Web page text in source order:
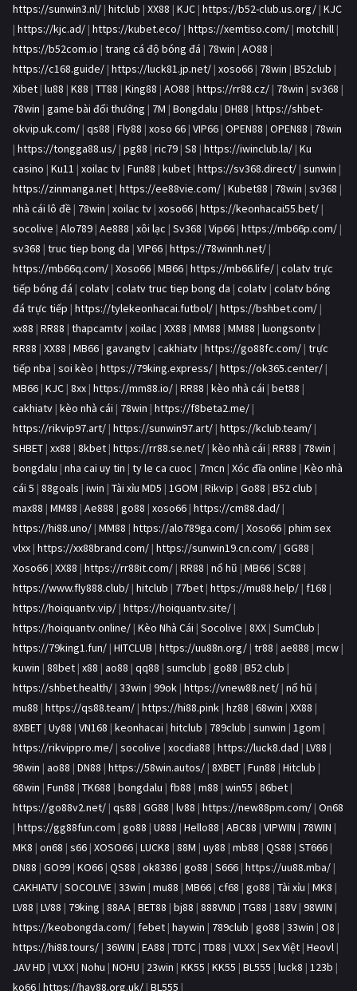
https://sunwin3.nl/ | hitclub | XX88 | KJC | https://b52-club.us.org/ | KJC
| https://kjc.ad/ | https://kubet.eco/ | https://xemtiso.com/ | motchill |
https://b52com.io | trang cá độ bóng đá | 78win | AO88 |
https://c168.guide/ | https://luck81.jp.net/ | xoso66 | 78win | B52club |
Xibet | lu88 | K88 | TT88 | King88 | AO88 | https://rr88.cz/ | 78win | sv368 |
78win | game bài đổi thưởng | 7M | Bongdalu | DH88 | https://shbet-
okvip.uk.com/ | qs88 | Fly88 | xoso 66 | VIP66 | OPEN88 | OPEN88 | 78win
| https://tongga88.us/ | pg88 | ric79 | S8 | https://iwinclub.la/ | Ku
casino | Ku11 | xoilac tv | Fun88 | kubet | https://sv368.direct/ | sunwin |
https://zinmanga.net | https://ee88vie.com/ | Kubet88 | 78win | sv368 |
nhà cái lô đề | 78win | xoilac tv | xoso66 | https://keonhacai55.bet/ |
socolive | Alo789 | Ae888 | xôi lạc | Sv368 | Vip66 | https://mb66p.com/ |
sv368 | truc tiep bong da | VIP66 | https://78winnh.net/ |
https://mb66q.com/ | Xoso66 | MB66 | https://mb66.life/ | colatv trực
tiếp bóng đá | colatv | colatv truc tiep bong da | colatv | colatv bóng
đá trực tiếp | https://tylekeonhacai.futbol/ | https://bshbet.com/ |
xx88 | RR88 | thapcamtv | xoilac | XX88 | MM88 | MM88 | luongsontv |
RR88 | XX88 | MB66 | gavangtv | cakhiatv | https://go88fc.com/ | trực
tiếp nba | soi kèo | https://79king.express/ | https://ok365.center/ |
MB66 | KJC | 8xx | https://mm88.io/ | RR88 | kèo nhà cái | bet88 |
cakhiatv | kèo nhà cái | 78win | https://f8beta2.me/ |
https://rikvip97.art/ | https://sunwin97.art/ | https://kclub.team/ |
SHBET | xx88 | 8kbet | https://rr88.se.net/ | kèo nhà cái | RR88 | 78win |
bongdalu | nha cai uy tin | ty le ca cuoc | 7mcn | Xóc đĩa online | Kèo nhà
cái 5 | 88goals | iwin | Tài xỉu MD5 | 1GOM | Rikvip | Go88 | B52 club |
max88 | MM88 | Ae888 | go88 | xoso66 | https://cm88.dad/ |
https://hi88.uno/ | MM88 | https://alo789ga.com/ | Xoso66 | phim sex
vlxx | https://xx88brand.com/ | https://sunwin19.cn.com/ | GG88 |
Xoso66 | XX88 | https://rr88it.com/ | RR88 | nổ hũ | MB66 | SC88 |
https://www.fly888.club/ | hitclub | 77bet | https://mu88.help/ | f168 |
https://hoiquantv.vip/ | https://hoiquantv.site/ |
https://hoiquantv.online/ | Kèo Nhà Cái | Socolive | 8XX | SumClub |
https://79king1.fun/ | HITCLUB | https://uu88n.org/ | tr88 | ae888 | mcw |
kuwin | 88bet | x88 | ao88 | qq88 | sumclub | go88 | B52 club |
https://shbet.health/ | 33win | 99ok | https://vnew88.net/ | nổ hũ |
mu88 | https://qs88.team/ | https://hi88.pink | hz88 | 68win | XX88 |
8XBET | Uy88 | VN168 | keonhacai | hitclub | 789club | sunwin | 1gom |
https://rikvippro.me/ | socolive | xocdia88 | https://luck8.dad | LV88 |
98win | ao88 | DN88 | https://58win.autos/ | 8XBET | Fun88 | Hitclub |
68win | Fun88 | TK688 | bongdalu | fb88 | m88 | win55 | 86bet |
https://go88v2.net/ | qs88 | GG88 | lv88 | https://new88pm.com/ | On68
| https://gg88fun.com | go88 | U888 | Hello88 | ABC88 | VIPWIN | 78WIN |
MK8 | on68 | s66 | XOSO66 | LUCK8 | 88M | uy88 | mb88 | QS88 | ST666 |
DN88 | GO99 | KO66 | QS88 | ok8386 | go88 | S666 | https://uu88.mba/ |
CAKHIATV | SOCOLIVE | 33win | mu88 | MB66 | cf68 | go88 | Tài xỉu | MK8 |
LV88 | LV88 | 79king | 88AA | BET88 | bj88 | 888VND | TG88 | 188V | 98WIN |
https://keobongda.com/ | febet | haywin | 789club | go88 | 33win | O8 |
https://hi88.tours/ | 36WIN | EA88 | TDTC | TD88 | VLXX | Sex Việt | Heovl |
JAV HD | VLXX | Nohu | NOHU | 23win | KK55 | KK55 | BL555 | luck8 | 123b |
ko66 | https://hay88.org.uk/ | BL555 |